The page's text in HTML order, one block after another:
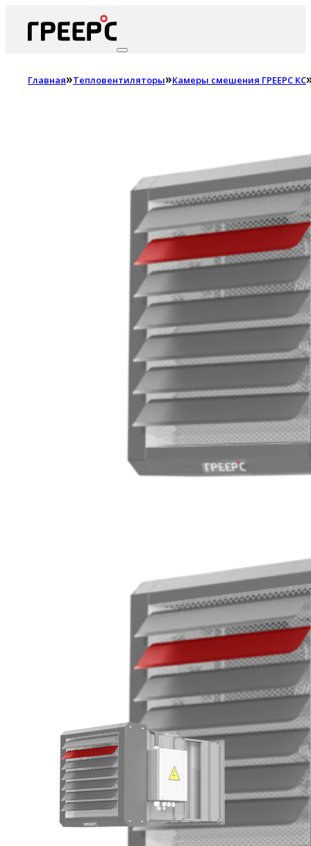
Главная»Тепловентиляторы»Камеры смешения ГРЕЕРС КС